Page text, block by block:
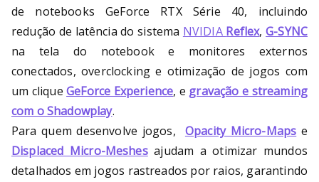
de notebooks GeForce RTX Série 40, incluindo
redução de latência do sistema NVIDIA Reflex,G-SYNC
na tela do notebook e monitores externos
conectados, overclocking e otimização de jogos com
um cliqueGeForce Experience, e gravação e streaming
com o Shadowplay.
Para quem desenvolve jogos, Opacity Micro-Maps e
Displaced Micro-Meshesajudam a otimizar mundos
detalhados em jogos rastreados por raios, garantindo